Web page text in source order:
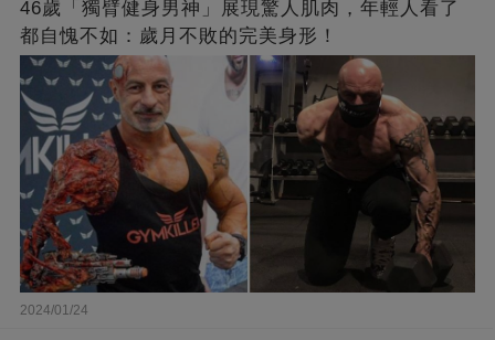
46歲「獨臂健身男神」展現驚人肌肉，年輕人看了
都自愧不如：歲月不敗的完美身形！
2024/01/24